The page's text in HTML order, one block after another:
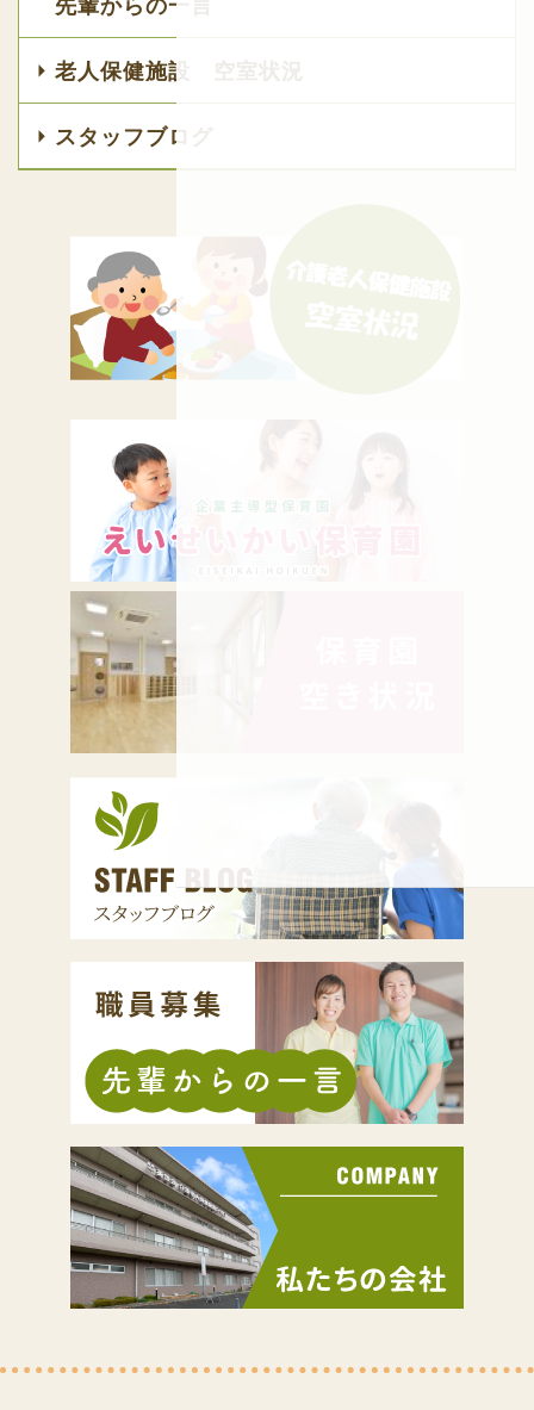
先輩からの一言
老人保健施設 空室状況
スタッフブログ